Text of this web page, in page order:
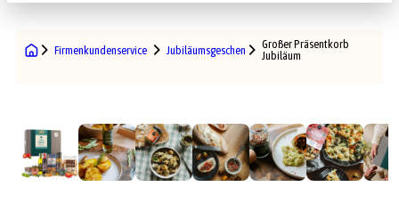
Firmenkundenservice Jubiläumsgeschenke Großer Präsentkorb
Jubiläum